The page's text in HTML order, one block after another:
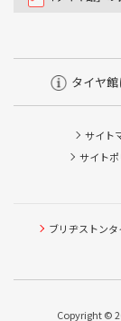
タイヤ
サイト
サイト
ブリヂストン
Copyright ©
タイヤ点検
ピット作業
本日のタイ